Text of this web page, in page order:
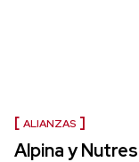
ALIANZAS
Alpina y